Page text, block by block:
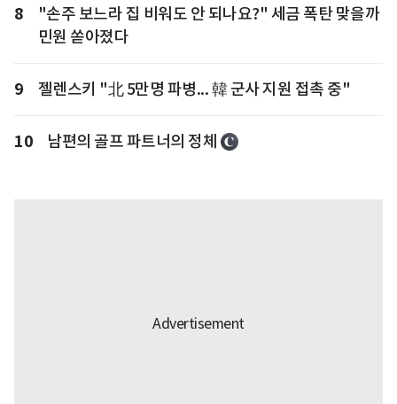
8
"손주 보느라 집 비워도 안 되나요?" 세금 폭탄 맞을까
민원 쏟아졌다
9 젤렌스키 "北 5만명 파병... 韓 군사 지원 접촉 중"
10 남편의 골프 파트너의 정체